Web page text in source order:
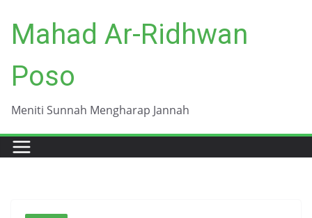
content
Mahad Ar-Ridhwan
Poso
Meniti Sunnah Mengharap Jannah